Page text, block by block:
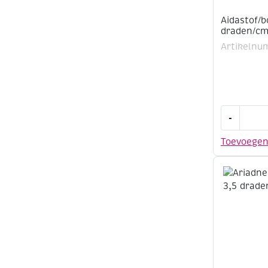
Aidastof/
draden/
Toevoegen
-
draden/
cm,
wit
aantal